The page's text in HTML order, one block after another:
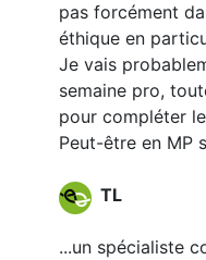
pas forcément
éthique en
Je vais
semaine pro,
pour compléter
Peut-être en MP
TL
...un spécialiste